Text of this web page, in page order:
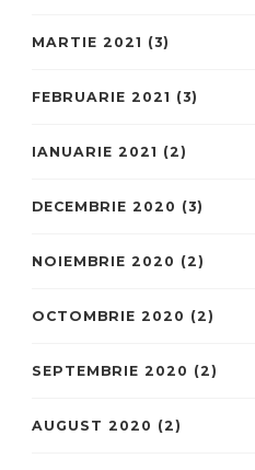
MARTIE 2021 (3)
FEBRUARIE 2021 (3)
IANUARIE 2021 (2)
DECEMBRIE 2020 (3)
NOIEMBRIE 2020 (2)
OCTOMBRIE 2020 (2)
SEPTEMBRIE 2020 (2)
AUGUST 2020 (2)